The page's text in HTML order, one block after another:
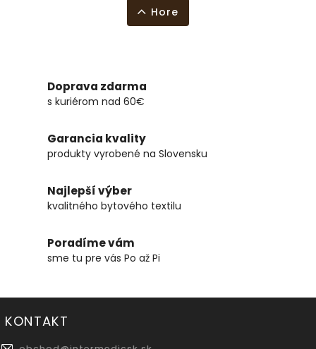
Hore
Doprava zdarma
s kuriérom nad 60€
Garancia kvality
produkty vyrobené na Slovensku
Najlepší výber
kvalitného bytového textilu
Poradíme vám
sme tu pre vás Po až Pi
KONTAKT